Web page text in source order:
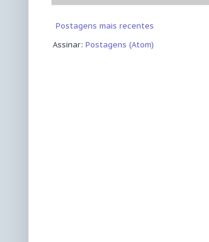
Postagens mais recentes
Assinar: Postagens (Atom)